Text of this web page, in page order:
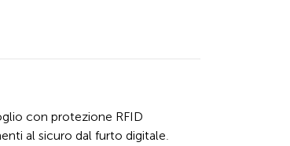
con protezione RFID
al sicuro dal furto digitale.